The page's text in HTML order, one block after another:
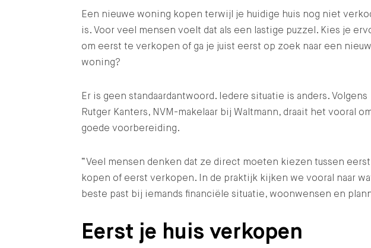
Een nieuwe woning kopen terwijl je huidige huis nog niet
is. Voor veel mensen voelt dat als een lastige puzzel. Kies je
om eerst te verkopen of ga je juist eerst op zoek naar een
woning?
Er is geen standaardantwoord. Iedere situatie is anders. Volgens
Rutger Kanters, NVM-makelaar bij Waltmann, draait het vooral
goede voorbereiding.
“Veel mensen denken dat ze direct moeten kiezen tussen eerst
kopen of eerst verkopen. In de praktijk kijken we vooral naar
beste past bij iemands financiële situatie, woonwensen en
Eerst je huis verkopen